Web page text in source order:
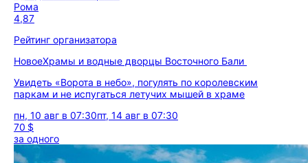
Рома
4,87
Рейтинг организатора
НовоеХрамы и водные дворцы Восточного Бали
Увидеть «Ворота в небо», погулять по королевским
паркам и не испугаться летучих мышей в храме
пн, 10 авг в 07:30пт, 14 авг в 07:30
70 $
за одного